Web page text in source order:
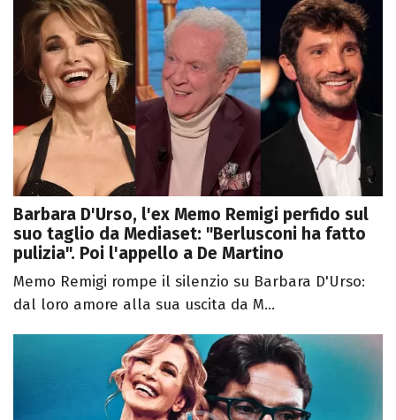
Barbara D'Urso, l'ex Memo Remigi perfido sul
suo taglio da Mediaset: "Berlusconi ha fatto
pulizia". Poi l'appello a De Martino
Memo Remigi rompe il silenzio su Barbara D'Urso:
dal loro amore alla sua uscita da M...